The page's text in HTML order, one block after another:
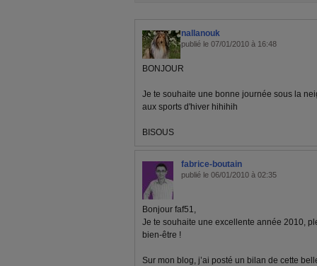
nallanouk
publié le 07/01/2010 à 16:48
BONJOUR
Je te souhaite une bonne journée sous la
aux sports d'hiver hihihih
BISOUS
fabrice-boutain
publié le 06/01/2010 à 02:35
Bonjour faf51,
Je te souhaite une excellente année 2010,
bien-être !
Sur mon blog, j’ai posté un bilan de cette